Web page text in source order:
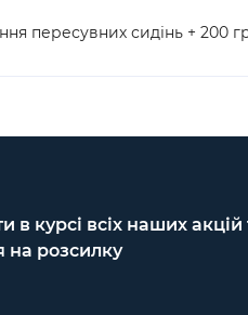
пересувних сидінь + 200
в курсі всіх наших
на розсилку